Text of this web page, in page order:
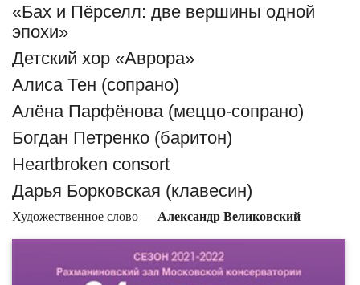
«Бах и Пёрселл: две вершины одной
эпохи»
Детский хор «Аврора»
Алиса Тен (сопрано)
Алёна Парфёнова (меццо-сопрано)
Богдан Петренко (баритон)
Heartbroken consort
Дарья Борковская (клавесин)
Художественное слово — Александр Великовский